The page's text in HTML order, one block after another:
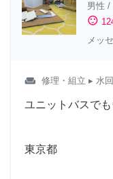
男性 /
sentiment_satisfied
メッ
weekend 修理・組立 ▸ 水
ユニットバスで
東京都